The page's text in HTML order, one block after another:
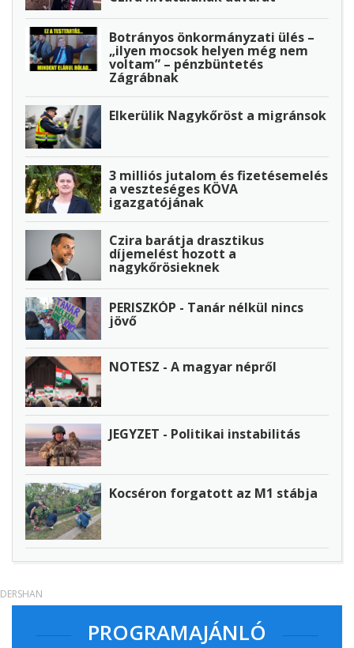
Botrányos önkormányzati ülés –
„ilyen mocsok helyen még nem
voltam” – pénzbüntetés
Zágrábnak
Elkerülik Nagykőröst a migránsok
3 milliós jutalom és fizetésemelés
a veszteséges KÖVA
igazgatójának
Czira barátja drasztikus
díjemelést hozott a
nagykőrösieknek
PERISZKÓP - Tanár nélkül nincs
jövő
NOTESZ - A magyar népről
JEGYZET - Politikai instabilitás
Kocséron forgatott az M1 stábja
PROGRAMAJÁNLÓ
DERSHAN